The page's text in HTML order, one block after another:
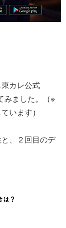
カレ公式
みました。（※
います）
、２回目のデ